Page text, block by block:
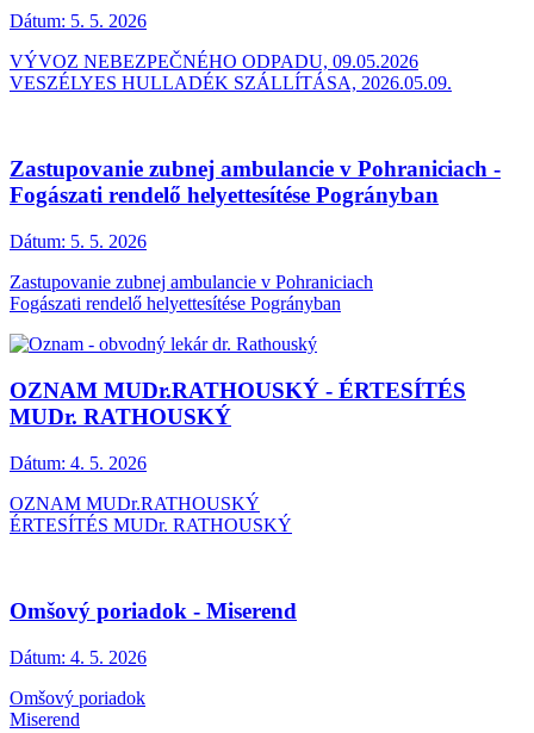
Dátum: 5. 5. 2026
VÝVOZ NEBEZPEČNÉHO ODPADU, 09.05.2026
VESZÉLYES HULLADÉK SZÁLLÍTÁSA, 2026.05.09.
Zastupovanie zubnej ambulancie v Pohraniciach -
Fogászati rendelő helyettesítése Pogrányban
Dátum: 5. 5. 2026
Zastupovanie zubnej ambulancie v Pohraniciach
Fogászati rendelő helyettesítése Pogrányban
OZNAM MUDr.RATHOUSKÝ - ÉRTESÍTÉS
MUDr. RATHOUSKÝ
Dátum: 4. 5. 2026
OZNAM MUDr.RATHOUSKÝ
ÉRTESÍTÉS MUDr. RATHOUSKÝ
Omšový poriadok - Miserend
Dátum: 4. 5. 2026
Omšový poriadok
Miserend